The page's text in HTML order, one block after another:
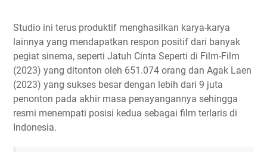
Studio ini terus produktif menghasilkan karya-karya
lainnya yang mendapatkan respon positif dari banyak
pegiat sinema, seperti Jatuh Cinta Seperti di Film-Film
(2023) yang ditonton oleh 651.074 orang dan Agak Laen
(2023) yang sukses besar dengan lebih dari 9 juta
penonton pada akhir masa penayangannya sehingga
resmi menempati posisi kedua sebagai film terlaris di
Indonesia.